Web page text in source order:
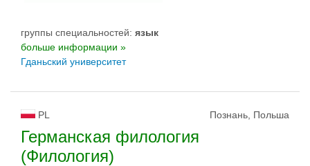
группы специальностей: язык
больше информации »
Гданьский университет
PL Познань, Польша
Германская филология
(Филология)